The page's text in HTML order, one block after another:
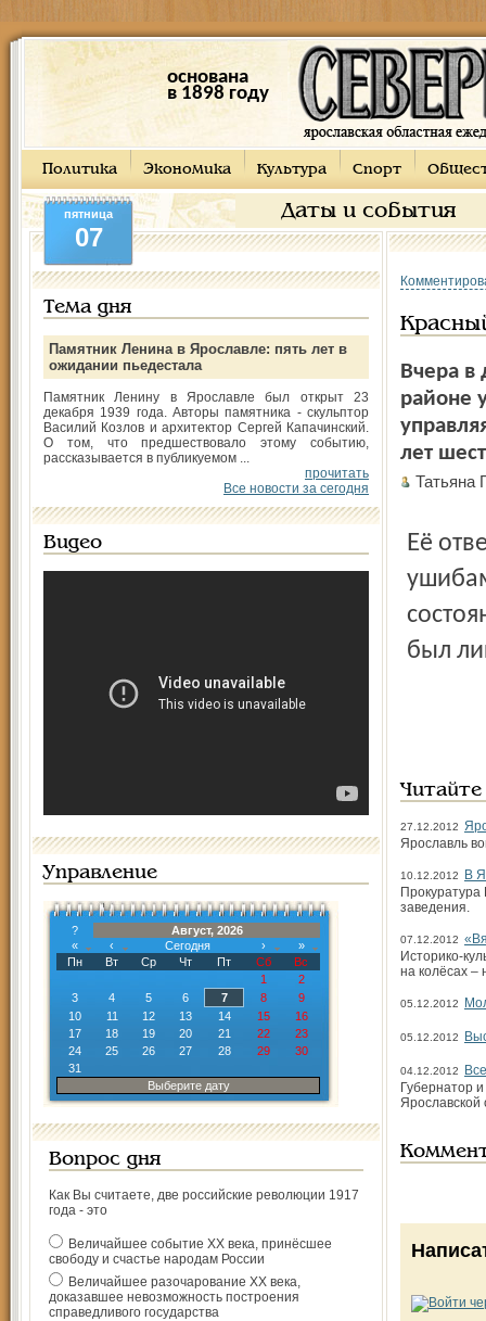
основана
в 1898 году
Политика Экономика Культура Спорт
Даты и события
пятница
07
Тема дня
Памятник Ленина в Ярославле: пять лет в
ожидании пьедестала
Памятник Ленину в Ярославле был открыт 23
декабря 1939 года. Авторы памятника - скульптор
Василий Козлов и архитектор Сергей Капачинский.
О том, что предшествовало этому событию,
рассказывается в публикуемом ...
прочитать
Все новости за сегодня
Видео
Управление
?
Август, 2026
«
‹ Сегодня ›
»
Пн
Вт Ср Чт Пт Сб
Вс
1
2
3
4 5 6 7 8
9
10
11 12 13 14 15
16
17
18 19 20 21 22
23
24
25 26 27 28 29
30
31
Выберите дату
Вопрос дня
Как Вы считаете, две российские революции 1917
года - это
Величайшее событие ХХ века, принёсшее
свободу и счастье народам России
Величайшее разочарование ХХ века,
доказавшее невозможность построения
справедливого государства
Вчера в
районе
лет
Её отвезли в больницу с многочисленными переломами и
был
27.12.2012
Ярославль
10.12.2012
В
Прокуратура
заведения.
07.12.2012
Историко-
на колёсах –
05.12.2012
05.12.2012
04.12.2012
Губернатор
Ярославской